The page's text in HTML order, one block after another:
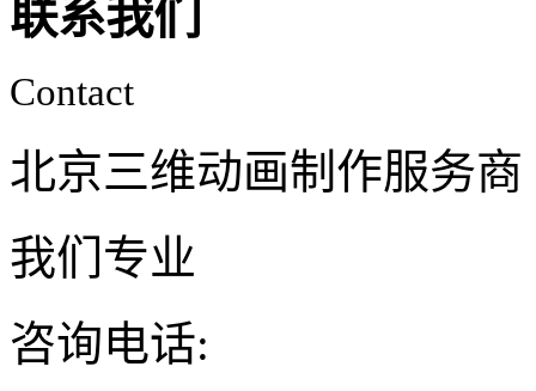
联系我们
Contact
北京三维动画制作服务商
我们专业
咨询电话: